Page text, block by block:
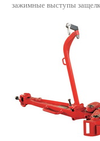
зажимные выступы